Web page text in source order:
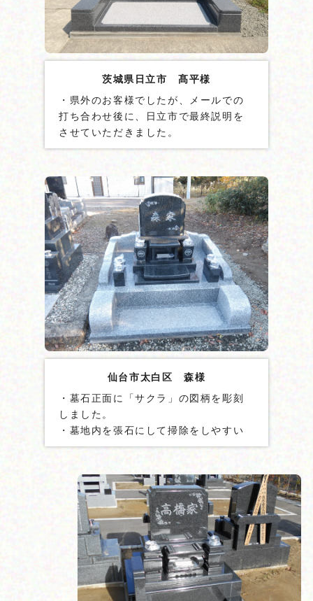
茨城県日立市 髙平様
・県外のお客様でしたが、メールでの
打ち合わせ後に、日立市で最終説明を
させていただきました。
・墓地内を張石にして掃除をし易いデ
・墓石には貫通ステンレス棒を２本設
置しました。
・地震ゲル「泰震Ⓡ」を使用しまし
た。
仙台市太白区 森様
・墓石正面に「サクラ」の図柄を彫刻
しました。
・墓地内を張石にして掃除をしやすい
ようにしました。
・墓地外柵内をL型金具で固定しまし
た。
・墓石には貫通ステンレス棒を２本設
置しました。
・地震ゲル「泰震Ⓡ」を使用しまし
た。